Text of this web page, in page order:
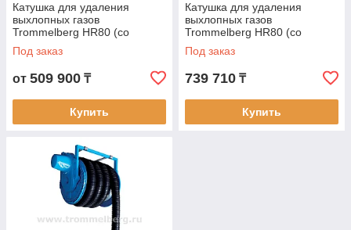
Катушка для удаления
выхлопных газов
Trommelberg HR80 (со
шлангом 100 мм х 10 м)
Под заказ
от 509 900 ₸
Купить
Катушка для удаления
выхлопных газов
Trommelberg HR80 (со
шлангом 100 мм х 10 м)
Под заказ
739 710 ₸
Купить